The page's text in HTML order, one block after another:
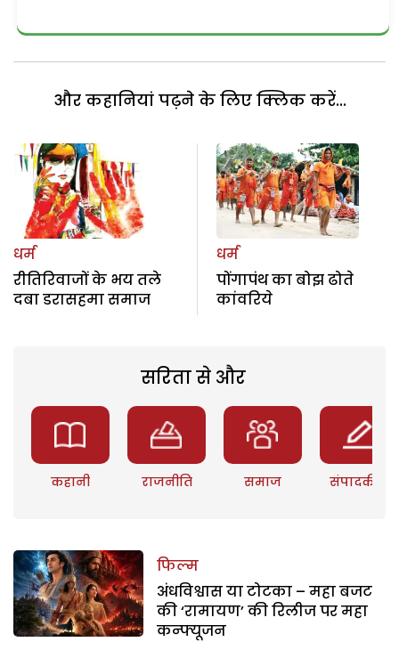
और कहानियां पढ़ने के लिए क्लिक करें...
धर्म
रीतिरिवाजों के भय तले
दबा डरासहमा समाज
धर्म
पोंगापंथ का बोझ ढोते
कांवरिये
सरिता से और
कहानी राजनीति समाज संपादकीय
फिल्म
अंधविश्वास या टोटका – महा बजट
की ‘रामायण’ की रिलीज पर महा
कन्फ्यूजन